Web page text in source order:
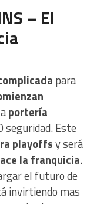
– El
para
portería
seguridad. Este
playoffsy será
la franquicia.
el futuro de
invirtiendo mas